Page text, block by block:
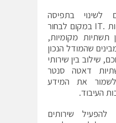
לשינוי בתפיסה
הארגונית של תשתיות .IT במקום לבחור
תשתיות מקומיות,
שהמודל הנכון
שילוב בין שירותי
דאטה סנטר
לשמור את המידע
העיבוד.
שירותים